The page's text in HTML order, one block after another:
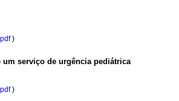
pdf)
serviço de urgência pediátrica
pdf)